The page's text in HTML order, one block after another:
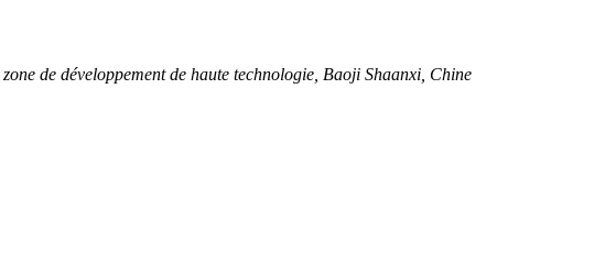
de développement de haute technologie, Baoji Shaanxi, Chine